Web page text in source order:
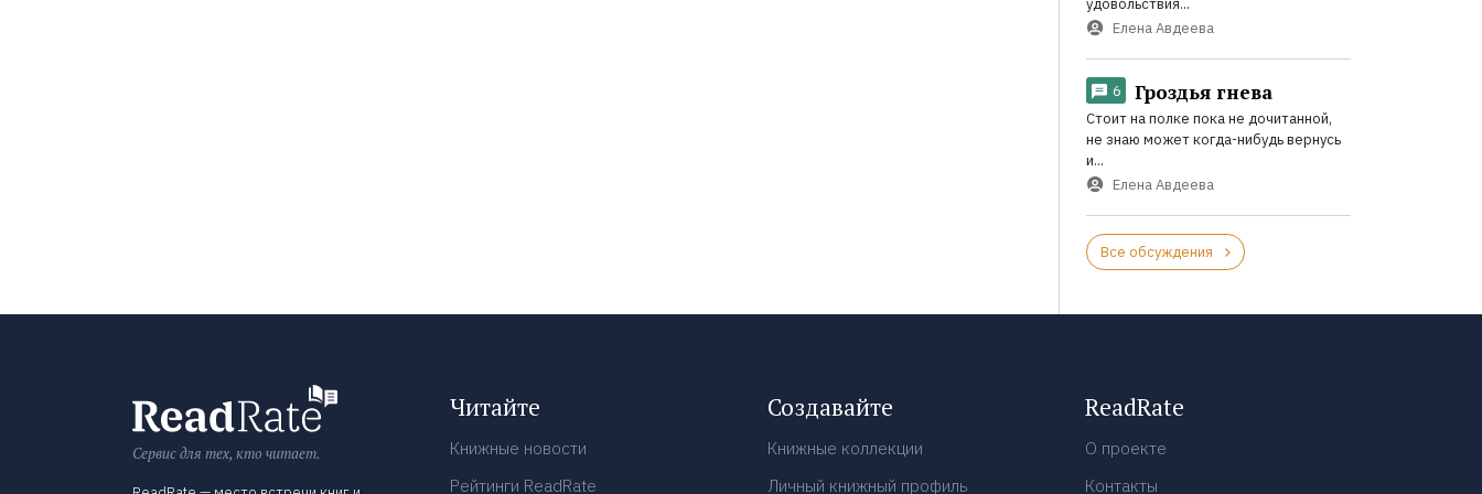
Елена Авдеева
6 Гроздья гнева
Стоит на полке пока не дочитанной,
не знаю может когда-нибудь вернусь
и...
Елена Авдеева
Все обсуждения
Сервис для тех, кто читает.
Читайте
Книжные новости
Рейтинги ReadRate
Создавайте
Книжные коллекции
Личный книжный профиль
ReadRate
О проекте
Контакты